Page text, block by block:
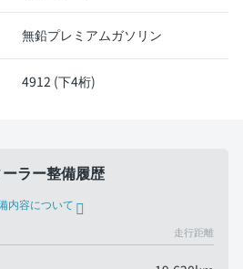
無鉛プレミアムガソリン
4912 (下4桁)
ラー整備履歴
内容について
走行距離